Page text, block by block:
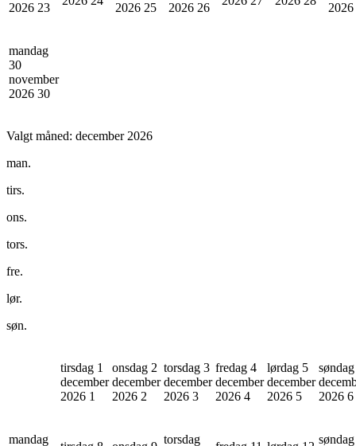
2026 23
2026 25
2026 26
2026
mandag
30
november
2026 30
Valgt måned: december 2026
man.
tirs.
ons.
tors.
fre.
lør.
søn.
tirsdag 1
december
2026 1
onsdag 2
december
2026 2
torsdag 3
december
2026 3
fredag 4
december
2026 4
lørdag 5
december
2026 5
2026 6
mandag torsdag søndag